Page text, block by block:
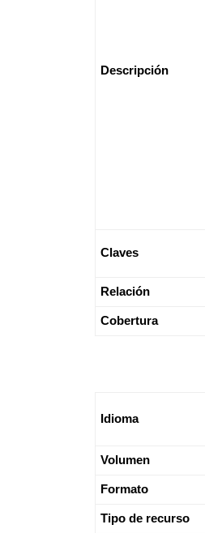
Descripción
Claves
Relación
Cobertura
Idioma
Volumen
Formato
Tipo de recurso